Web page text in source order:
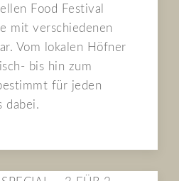
Food Festival
mit verschiedenen
Vom lokalen Höfner
bis hin zum
für jeden
dabei.